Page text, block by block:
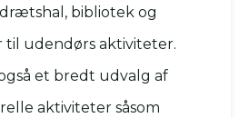
bibliotek og
til udendørs aktiviteter.
et bredt udvalg af
aktiviteter såsom